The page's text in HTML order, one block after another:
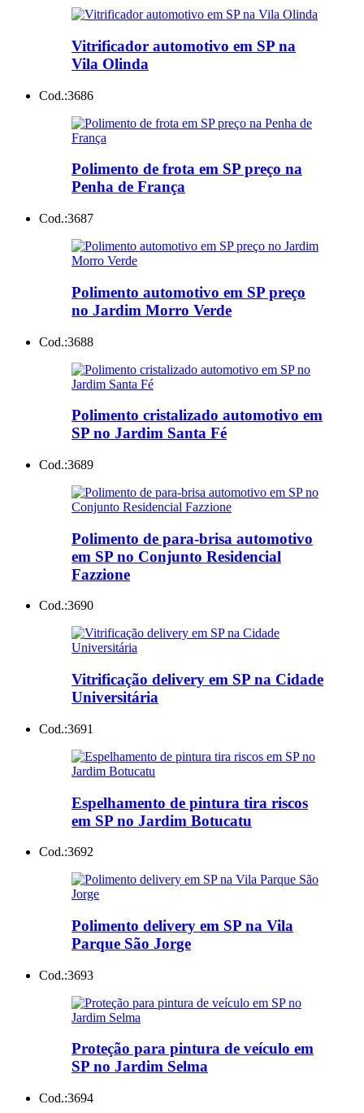
Vitrificador automotivo em SP na
Vila Olinda
Cod.:3686
Polimento de frota em SP preço na
Penha de França
Cod.:3687
Polimento automotivo em SP preço
no Jardim Morro Verde
Cod.:3688
Polimento cristalizado automotivo em
SP no Jardim Santa Fé
Cod.:3689
Polimento de para-brisa automotivo
em SP no Conjunto Residencial
Fazzione
Cod.:3690
Vitrificação delivery em SP na Cidade
Universitária
Cod.:3691
Espelhamento de pintura tira riscos
em SP no Jardim Botucatu
Cod.:3692
Polimento delivery em SP na Vila
Parque São Jorge
Cod.:3693
Proteção para pintura de veículo em
SP no Jardim Selma
Cod.:3694